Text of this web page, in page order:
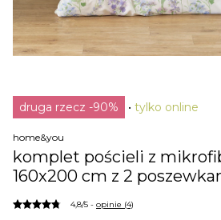
druga rzecz -90% tylko online
home&you
komplet pościeli z
160x200 cm z 2
4,8/5 - opinie (4)